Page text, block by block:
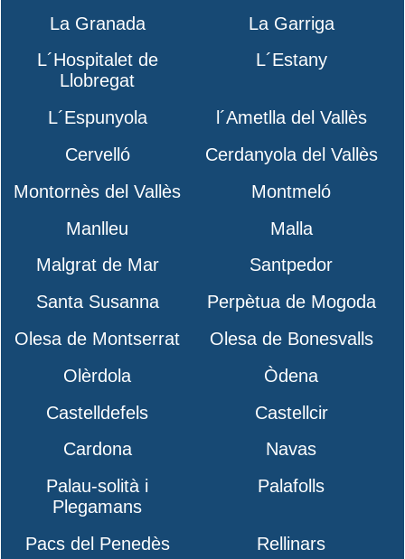
La Granada
La Garriga
L´Hospitalet de
Llobregat
L´Estany
L´Espunyola
l´Ametlla del Vallès
Cervelló
Cerdanyola del Vallès
Montornès del Vallès
Montmeló
Manlleu
Malla
Malgrat de Mar
Santpedor
Santa Susanna
Perpètua de Mogoda
Olesa de Montserrat
Olesa de Bonesvalls
Olèrdola
Òdena
Castelldefels
Castellcir
Cardona
Navas
Palau-solità i
Plegamans
Palafolls
Pacs del Penedès Rellinars